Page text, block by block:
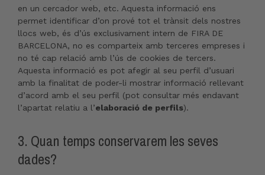
en un cercador web, etc. Aquesta informació ens
permet identificar d’on prové tot el trànsit dels nostres
llocs web, és d’ús exclusivament intern de FIRA DE
BARCELONA, no es comparteix amb terceres empreses i
no té cap relació amb l’ús de cookies de tercers.
Aquesta informació es pot afegir al seu perfil d’usuari
amb la finalitat de poder-li mostrar informació rellevant
d’acord amb el seu perfil (pot consultar més endavant
l’apartat relatiu a l’elaboració de perfils).
3. Quan temps conservarem les seves
dades?